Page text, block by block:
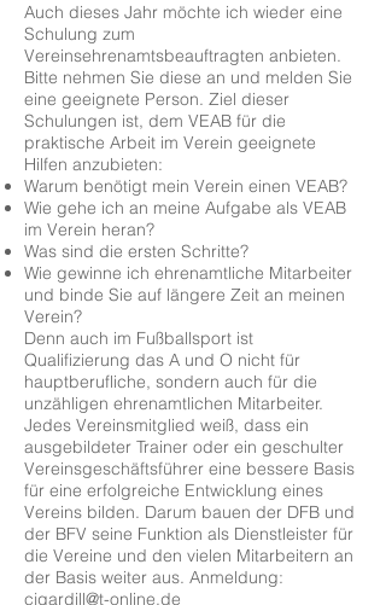
Auch dieses Jahr möchte ich wieder eine
Schulung zum
Vereinsehrenamtsbeauftragten anbieten.
Bitte nehmen Sie diese an und melden Sie
eine geeignete Person. Ziel dieser
Schulungen ist, dem VEAB für die
praktische Arbeit im Verein geeignete
Hilfen anzubieten:
Warum benötigt mein Verein einen VEAB?
Wie gehe ich an meine Aufgabe als VEAB
im Verein heran?
Was sind die ersten Schritte?
Wie gewinne ich ehrenamtliche Mitarbeiter
und binde Sie auf längere Zeit an meinen
Verein?
Denn auch im Fußballsport ist
Qualifizierung das A und O nicht für
hauptberufliche, sondern auch für die
unzähligen ehrenamtlichen Mitarbeiter.
Jedes Vereinsmitglied weiß, dass ein
ausgebildeter Trainer oder ein geschulter
Vereinsgeschäftsführer eine bessere Basis
für eine erfolgreiche Entwicklung eines
Vereins bilden. Darum bauen der DFB und
der BFV seine Funktion als Dienstleister für
die Vereine und den vielen Mitarbeitern an
der Basis weiter aus. Anmeldung:
cjgardill@t-online.de